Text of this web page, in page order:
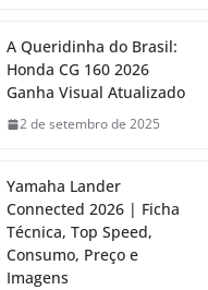
A Queridinha do Brasil:
Honda CG 160 2026
Ganha Visual Atualizado
2 de setembro de 2025
Yamaha Lander
Connected 2026 | Ficha
Técnica, Top Speed,
Consumo, Preço e
Imagens